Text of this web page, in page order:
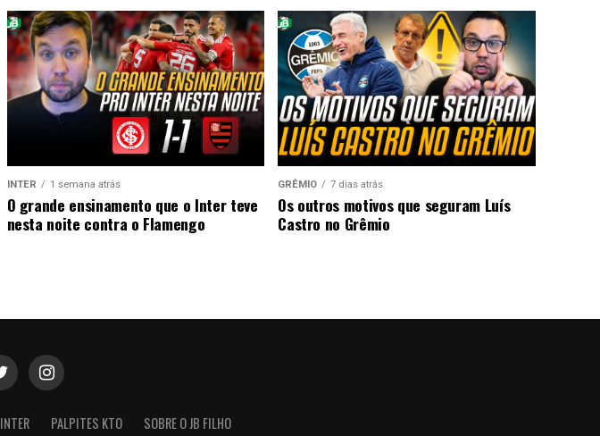
INTER 1 semana atrás
O grande ensinamento que o Inter teve
nesta noite contra o Flamengo
GRÊMIO 7 dias atrás
Os outros motivos que seguram Luís
Castro no Grêmio
INTER PALPITES KTO SOBRE O JB FILHO